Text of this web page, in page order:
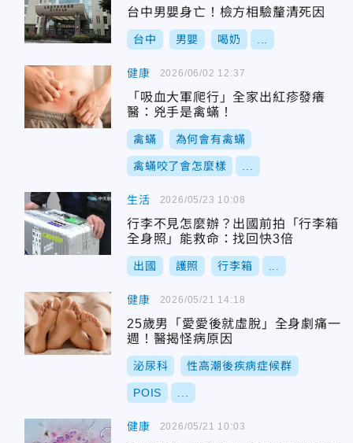
台中男嬰身亡！檢方相驗釐清死因
台中 男嬰 喝奶
健康
「吸血大軍爬行」全家出紅疹發癢
醫：兇手是禽蟎！
禽蟎 為何會有禽蟎
禽蟎咬了會怎麼樣
2026/06/02 12:37
生活
行李不見怎麼辦？出國前拍「行李箱
全身照」能救命：找回快3倍
出國 護照 行李箱
2026/05/23 10:08
健康
25歲男「愛愛後就虛脫」全身劇痛一
週！醫揭怪病原因
泌尿科 性高潮後疾病症候群
POIS
2026/05/21 14:18
健康 2026/05/21 10:03